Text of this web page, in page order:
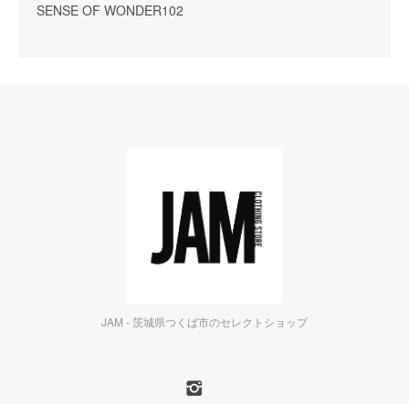
SENSE OF WONDER102
JAM - 茨城県つくば市のセレクトショップ